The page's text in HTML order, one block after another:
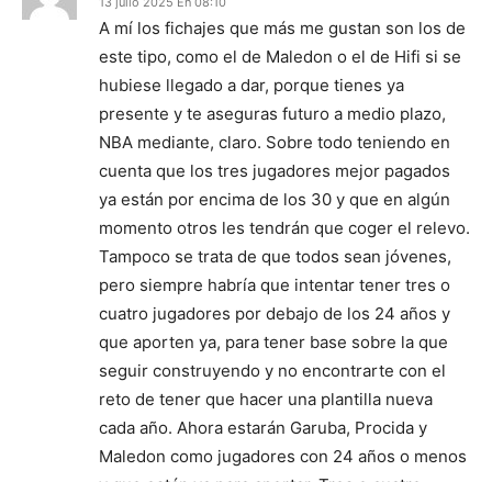
A mí los fichajes que más me gustan son los de
este tipo, como el de Maledon o el de Hifi si se
hubiese llegado a dar, porque tienes ya
presente y te aseguras futuro a medio plazo,
NBA mediante, claro. Sobre todo teniendo en
cuenta que los tres jugadores mejor pagados
ya están por encima de los 30 y que en algún
momento otros les tendrán que coger el relevo.
Tampoco se trata de que todos sean jóvenes,
pero siempre habría que intentar tener tres o
cuatro jugadores por debajo de los 24 años y
que aporten ya, para tener base sobre la que
seguir construyendo y no encontrarte con el
reto de tener que hacer una plantilla nueva
cada año. Ahora estarán Garuba, Procida y
Maledon como jugadores con 24 años o menos